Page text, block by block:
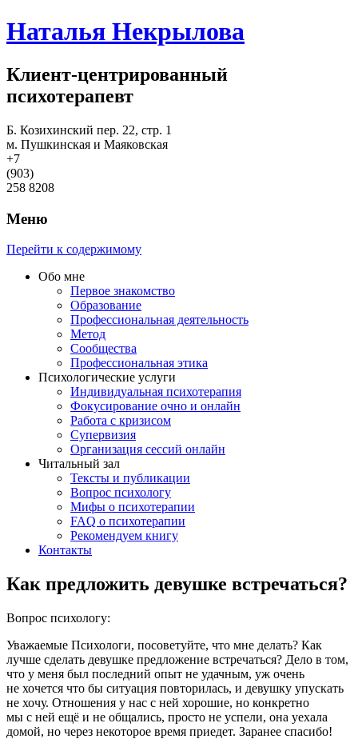
Наталья Некрылова
Клиент-центрированный
психотерапевт
Б. Козихинский пер. 22, стр. 1
м. Пушкинская и Маяковская
+7
(903)
258 8208
Меню
Перейти к содержимому
Обо мне
Первое знакомство
Образование
Профессиональная деятельность
Метод
Сообщества
Профессиональная этика
Психологические услуги
Индивидуальная психотерапия
Фокусирование очно и онлайн
Работа с кризисом
Супервизия
Организация сессий онлайн
Читальный зал
Тексты и публикации
Вопрос психологу
Мифы о психотерапии
FAQ о психотерапии
Рекомендуем книгу
Контакты
Как предложить девушке встречаться?
Вопрос психологу:
Уважаемые Психологи, посоветуйте, что мне делать? Как
лучше сделать девушке предложение встречаться? Дело в том,
что у меня был последний опыт не удачным, уж очень
не хочется что бы ситуация повторилась, и девушку упускать
не хочу. Отношения у нас с ней хорошие, но конкретно
мы с ней ещё и не общались, просто не успели, она уехала
домой, но через некоторое время приедет. Заранее спасибо!